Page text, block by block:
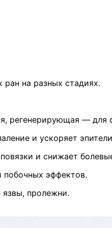
на разных стадиях.
регенерирующая — для
и ускоряет
и снижает
побочных эффектов.
пролежни.